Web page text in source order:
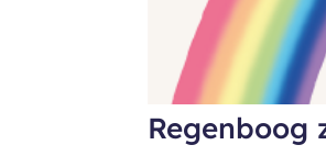
Regenboog